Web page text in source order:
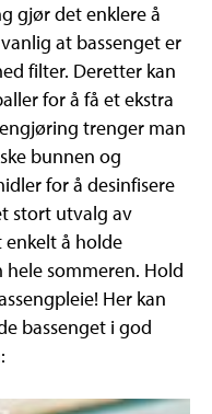
gjør det enklere å
at bassenget er
filter. Deretter kan
for å få et ekstra
trenger man
bunnen og
for å desinfisere
stort utvalg av
å holde
sommeren. Hold
Her kan
bassenget i god